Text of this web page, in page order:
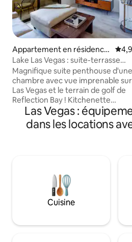
Appartement en résidence
⋅ Lake Las Vegas
Lake Las Vegas : suite-terrasse
1 chambre
Magnifique suite penthouse d'une
chambre avec vue imprenable
Las Vegas et le terrain de golf de
Reflection Bay ! Kitchenette
entièrement approvisionnée,
téléviseurs dans le séjour et les
chambres, piscine, salle de sport
canotage, du kayak, du paddle
de la randonnée. À quelques
voiture du lac Mead, du Strip de Las
Vegas et du barrage Hoover. La
également disponible à la location.
Las Vegas :
dans les locations
Cuisine